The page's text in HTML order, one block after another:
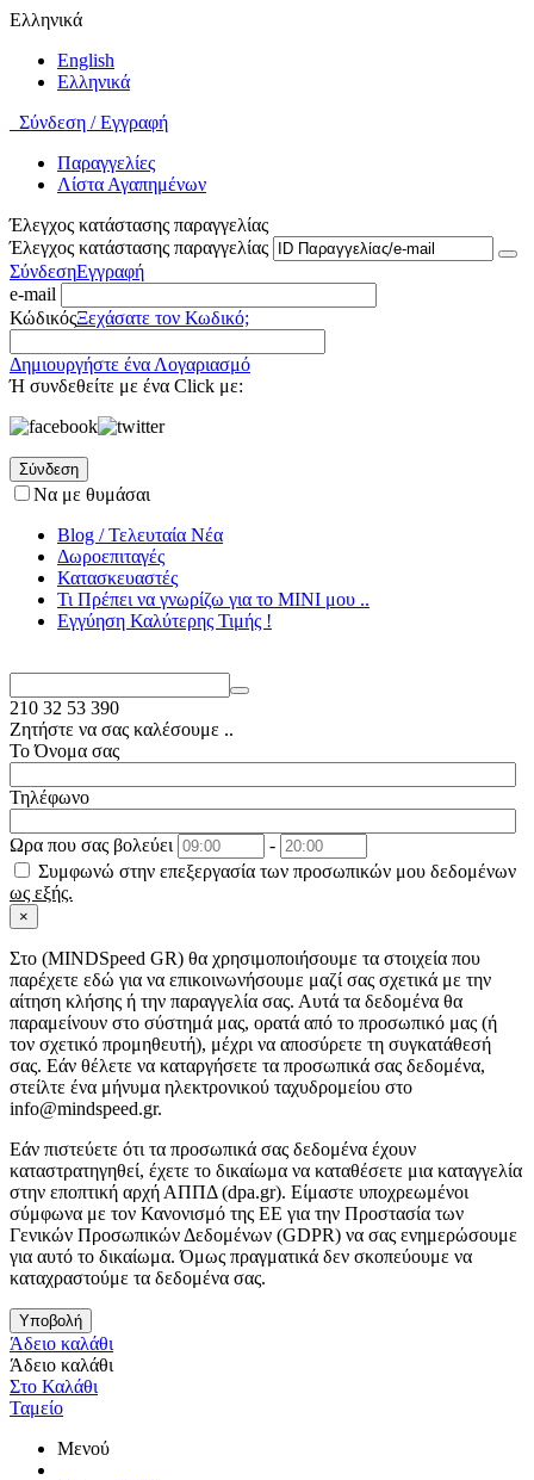
Ελληνικά
English
Ελληνικά
Σύνδεση / Εγγραφή
Παραγγελίες
Λίστα Αγαπημένων
Έλεγχος κατάστασης παραγγελίας
Έλεγχος κατάστασης παραγγελίας
ΣύνδεσηΕγγραφή
e-mail
ΚώδικόςΞεχάσατε τον Κωδικό;
Δημιουργήστε ένα Λογαριασμό
Ή συνδεθείτε με ένα Click με:
Σύνδεση
Να με θυμάσαι
Blog / Τελευταία Νέα
Δωροεπιταγές
Κατασκευαστές
Τι Πρέπει να γνωρίζω για το MΙΝΙ μου ..
Εγγύηση Καλύτερης Τιμής !
210 32 53 390
Ζητήστε να σας καλέσουμε ..
Το Όνομα σας
Τηλέφωνο
Ωρα που σας βολεύει
-
Συμφωνώ στην επεξεργασία των προσωπικών μου δεδομένων
ως εξής.
×
Στo (MINDSpeed GR) θα χρησιμοποιήσουμε τα στοιχεία που
παρέχετε εδώ για να επικοινωνήσουμε μαζί σας σχετικά με την
αίτηση κλήσης ή την παραγγελία σας. Αυτά τα δεδομένα θα
παραμείνουν στο σύστημά μας, ορατά από το προσωπικό μας (ή
τον σχετικό προμηθευτή), μέχρι να αποσύρετε τη συγκατάθεσή
σας. Εάν θέλετε να καταργήσετε τα προσωπικά σας δεδομένα,
στείλτε ένα μήνυμα ηλεκτρονικού ταχυδρομείου στο
info@mindspeed.gr.
Εάν πιστεύετε ότι τα προσωπικά σας δεδομένα έχουν
καταστρατηγηθεί, έχετε το δικαίωμα να καταθέσετε μια καταγγελία
στην εποπτική αρχή ΑΠΠΔ (dpa.gr). Είμαστε υποχρεωμένοι
σύμφωνα με τον Κανονισμό της ΕΕ για την Προστασία των
Γενικών Προσωπικών Δεδομένων (GDPR) να σας ενημερώσουμε
για αυτό το δικαίωμα. Όμως πραγματικά δεν σκοπεύουμε να
καταχραστούμε τα δεδομένα σας.
Υποβολή
Άδειο καλάθι
Άδειο καλάθι
Στο Καλάθι
Ταμείο
Μενού